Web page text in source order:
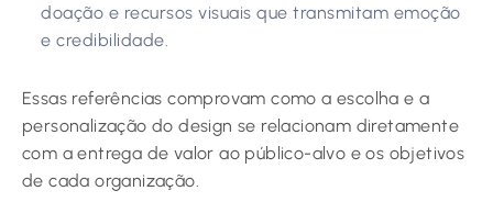
doação e recursos visuais que transmitam emoção
e credibilidade.
Essas referências comprovam como a escolha e a
personalização do design se relacionam diretamente
com a entrega de valor ao público-alvo e os objetivos
de cada organização.